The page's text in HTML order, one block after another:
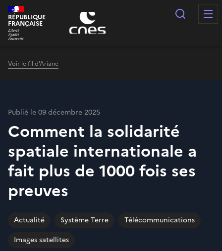
Panneau de gestion des cookies
RÉPUBLIQUE
FRANÇAISE
Voir le fil d'Ariane
Publié le 09 décembre 2025
Comment la solidarité
spatiale internationale a
fait plus de 1000 fois ses
preuves
Actualité Système Terre
Télécommunications
Images satellites